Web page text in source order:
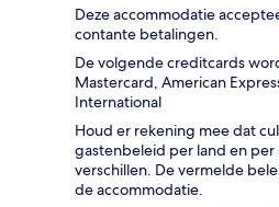
Deze accommodatie
contante betalingen.
De volgende creditcards
Mastercard, American
International
Houd er rekening mee dat
gastenbeleid per land en
verschillen. De vermelde
de accommodatie.